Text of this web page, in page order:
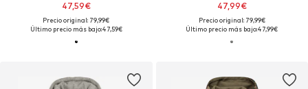
47,59€
Precio original: 79,99€
Último precio más bajo:47,59€
47,99€
Precio original: 79,99€
Último precio más bajo:47,99€